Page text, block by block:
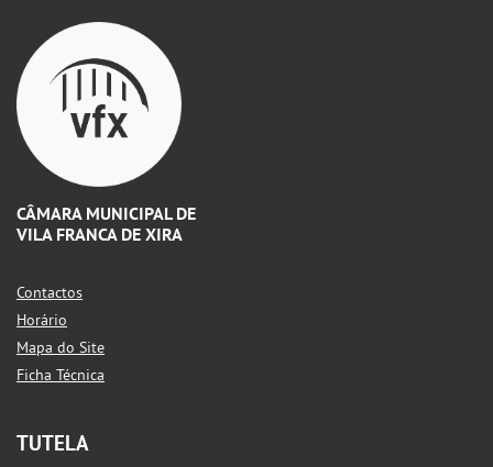
CÂMARA MUNICIPAL DE
VILA FRANCA DE XIRA
Contactos
Horário
Mapa do Site
Ficha Técnica
TUTELA